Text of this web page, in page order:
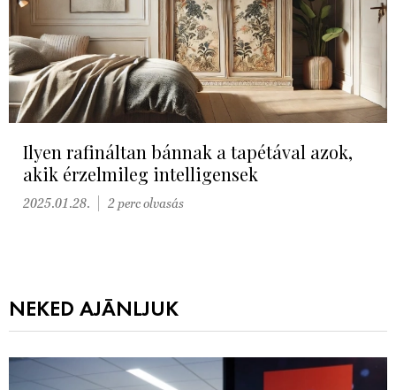
Ilyen rafináltan bánnak a tapétával azok,
akik érzelmileg intelligensek
2025.01.28. 2 perc olvasás
NEKED AJÁNLJUK